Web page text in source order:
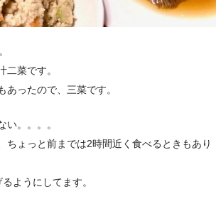
二菜です。
ったので、三菜です。
い。。。。
ちょっと前までは2時間近く食べるときもあり
ようにしてます。